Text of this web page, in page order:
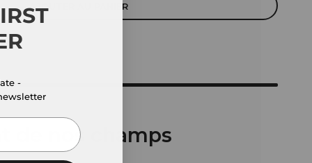
AJOUTER AU PANIER
de nos champs
-